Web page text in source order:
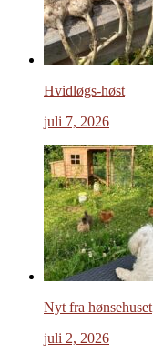
Hvidløgs-høst
juli 7, 2026
Nyt fra hønsehuset
juli 2, 2026